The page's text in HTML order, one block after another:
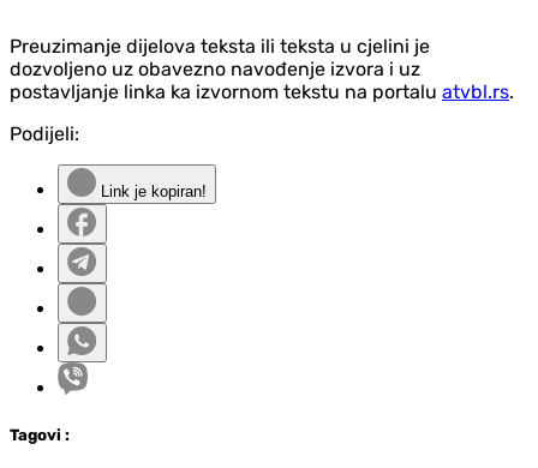
Preuzimanje dijelova teksta ili teksta u cjelini je
dozvoljeno uz obavezno navođenje izvora i uz
postavljanje linka ka izvornom tekstu na portalu atvbl.rs.
Podijeli:
Link je kopiran!
Tagovi :